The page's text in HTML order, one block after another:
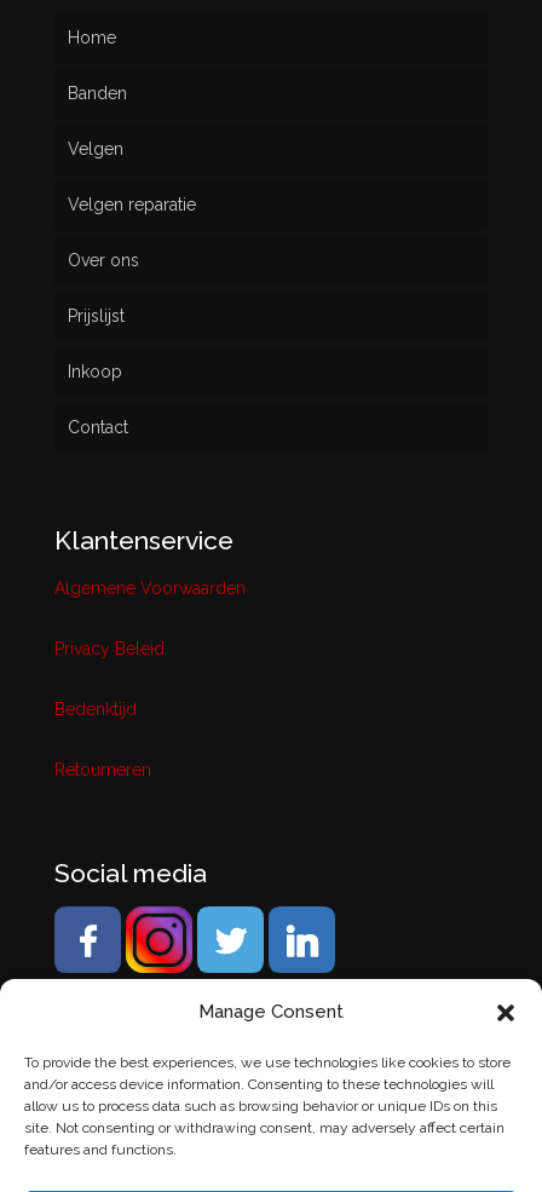
Manage Consent
To provide the best experiences, we use technologies like cookies to store
and/or access device information. Consenting to these technologies will
allow us to process data such as browsing behavior or unique IDs on this
site. Not consenting or withdrawing consent, may adversely affect certain
features and functions.
Home
Banden
Nieuw
Gebruikt
Velgen
Velgen reparatie
Over ons
Prijslijst
Inkoop
Contact
Klantenservice
Algemene Voorwaarden
Privacy Beleid
Bedenktijd
Retourneren
Social media